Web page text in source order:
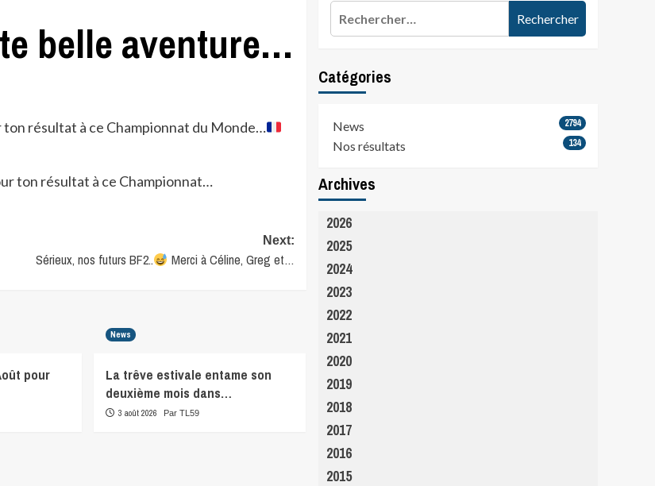
belle aventure…
résultat à ce Championnat du Monde…
Next:
Sérieux, nos futurs BF2.. Merci à Céline, Greg et…
pour
News
La trêve estivale entame son
deuxième mois dans…
3 août 2026 Par TL59
Catégories
News 2794
Nos résultats 134
Archives
2026
2025
2024
2023
2022
2021
2020
2019
2018
2017
2016
2015